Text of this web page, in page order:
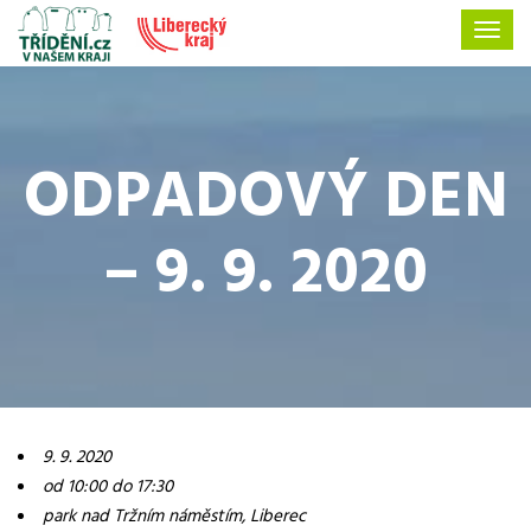
ODPADOVÝ DEN
– 9. 9. 2020
9. 9. 2020
od 10:00 do 17:30
park nad Tržním náměstím, Liberec